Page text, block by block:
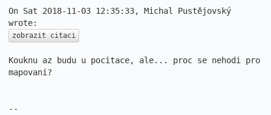
On Sat 2018-11-03 12:35:33, Michal Pustějovský
zobrazit citaci
Kouknu az budu u pocitace, ale... proc se nehodi pro
mapovani?
--